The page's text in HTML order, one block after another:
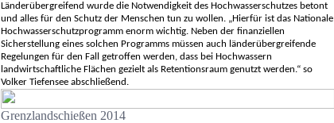
Länderübergreifend wurde die Notwendigkeit des Hochwasserschutzes betont
und alles für den Schutz der Menschen tun zu wollen. „Hierfür ist das Nationale
Hochwasserschutzprogramm enorm wichtig. Neben der finanziellen
Sicherstellung eines solchen Programms müssen auch länderübergreifende
Regelungen für den Fall getroffen werden, dass bei Hochwassern
landwirtschaftliche Flächen gezielt als Retentionsraum genutzt werden.“ so
Volker Tiefensee abschließend.
Grenzlandschießen 2014